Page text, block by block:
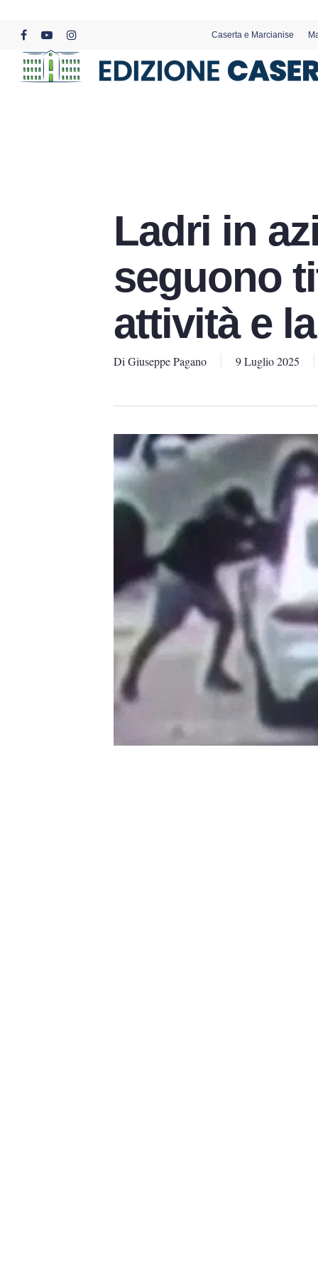
content
facebookyoutubeinstagram
Caserta e Marcianise
Ladri in
seguono
attività e
Di Giuseppe Pagano 9 Luglio 2025